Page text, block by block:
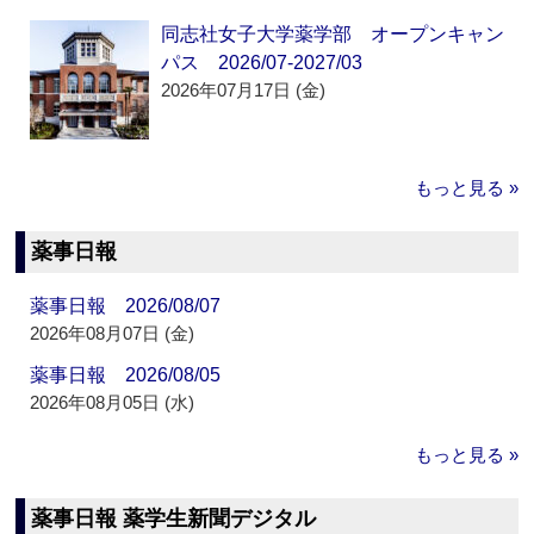
同志社女子大学薬学部 オープンキャン
パス 2026/07-2027/03
2026年07月17日 (金)
もっと見る »
薬事日報
薬事日報 2026/08/07
2026年08月07日 (金)
薬事日報 2026/08/05
2026年08月05日 (水)
もっと見る »
薬事日報 薬学生新聞デジタル